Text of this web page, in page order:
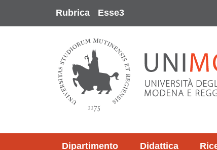
Rubrica Esse3
Dipartimento Didattica